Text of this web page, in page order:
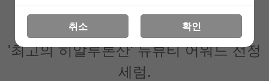
'최고의 히알루론산' 뉴뷰티 어워드 선정
세럼.
취소 확인